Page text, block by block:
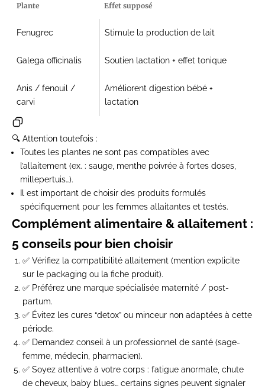
Plante Effet supposé
Fenugrec Stimule la production de lait
Galega officinalis Soutien lactation + effet tonique
Anis / fenouil /
carvi
Améliorent digestion bébé +
lactation
🔍 Attention toutefois :
Toutes les plantes ne sont pas compatibles avec
l’allaitement (ex. : sauge, menthe poivrée à fortes doses,
millepertuis…).
Il est important de choisir des produits formulés
spécifiquement pour les femmes allaitantes et testés.
Complément alimentaire & allaitement :
5 conseils pour bien choisir
✅ Vérifiez la compatibilité allaitement (mention explicite
sur le packaging ou la fiche produit).
✅ Préférez une marque spécialisée maternité / post-
partum.
✅ Évitez les cures “detox” ou minceur non adaptées à cette
période.
✅ Demandez conseil à un professionnel de santé (sage-
femme, médecin, pharmacien).
✅ Soyez attentive à votre corps : fatigue anormale, chute
de cheveux, baby blues… certains signes peuvent signaler